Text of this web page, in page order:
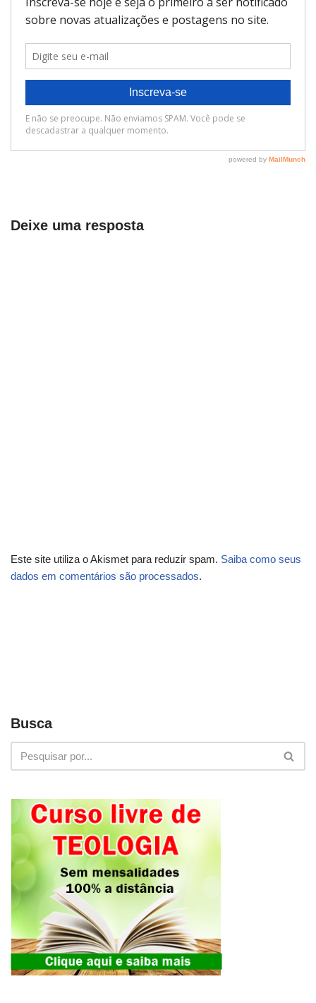
Deixe uma resposta
Este site utiliza o Akismet para reduzir spam. Saiba como seus
dados em comentários são processados.
Busca